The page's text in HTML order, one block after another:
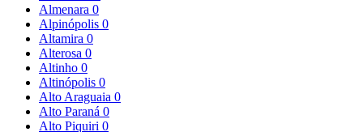
Almenara 0
Alpinópolis 0
Altamira 0
Alterosa 0
Altinho 0
Altinópolis 0
Alto Araguaia 0
Alto Paraná 0
Alto Piquiri 0